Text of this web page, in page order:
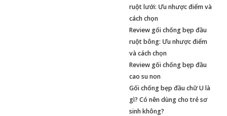
ruột lưới: Ưu nhược điểm và
cách chọn
Review gối chống bẹp đầu
ruột bông: Ưu nhược điểm
và cách chọn
Review gối chống bẹp đầu
cao su non
Gối chống bẹp đầu chữ U là
gì? Có nên dùng cho trẻ sơ
sinh không?